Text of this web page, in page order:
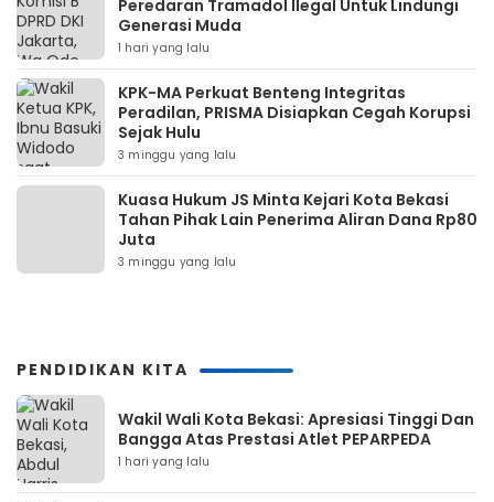
Peredaran Tramadol Ilegal Untuk Lindungi
Generasi Muda
1 hari yang lalu
KPK-MA Perkuat Benteng Integritas
Peradilan, PRISMA Disiapkan Cegah Korupsi
Sejak Hulu
3 minggu yang lalu
Kuasa Hukum JS Minta Kejari Kota Bekasi
Tahan Pihak Lain Penerima Aliran Dana Rp80
Juta
3 minggu yang lalu
PENDIDIKAN KITA
Wakil Wali Kota Bekasi: Apresiasi Tinggi Dan
Bangga Atas Prestasi Atlet PEPARPEDA
1 hari yang lalu